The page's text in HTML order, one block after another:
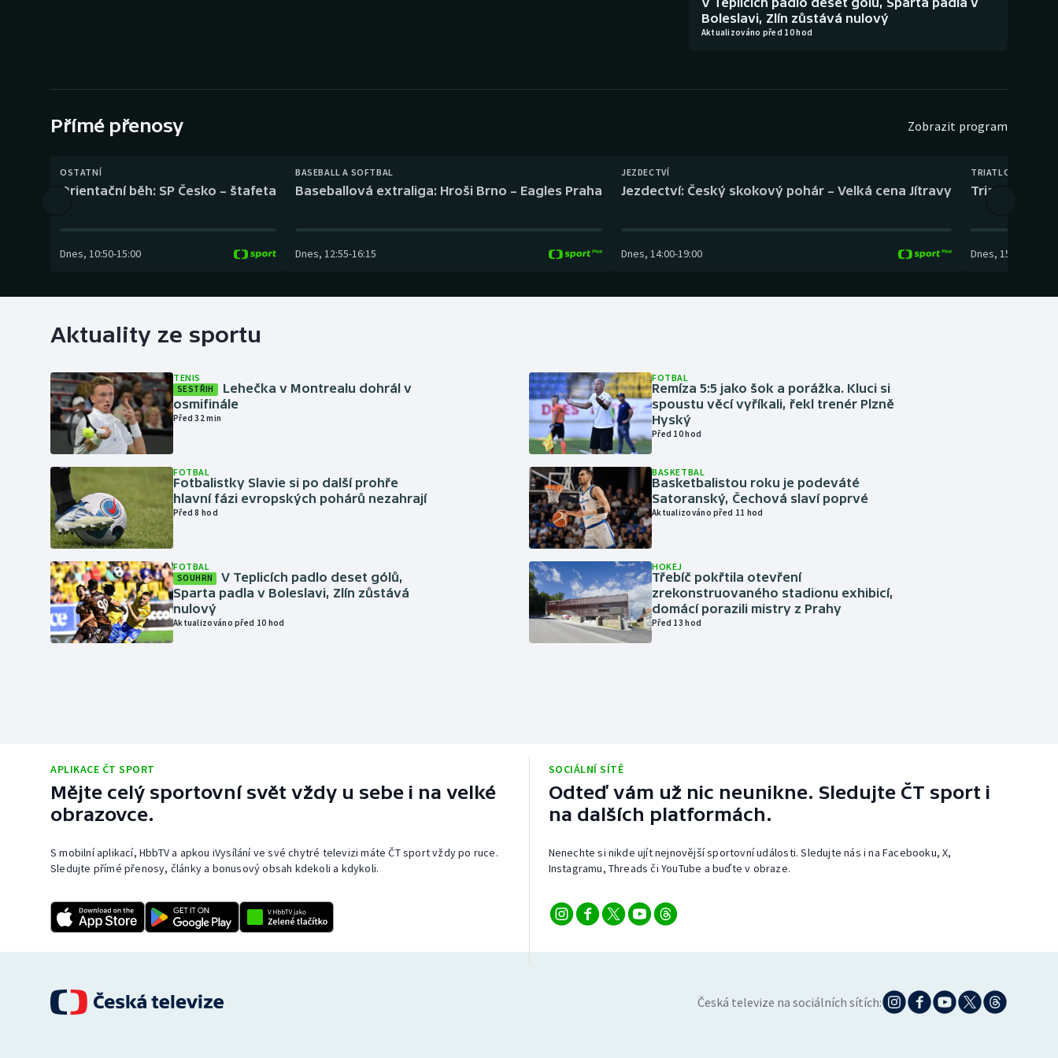
Gymnastika Plážový volejbal
Boleslavi, Zlín zůstává nulový
Aktualizováno před 10 hod
Přímé přenosy Zobrazit program
OSTATNÍ
Orientační běh: SP Česko – štafeta
Dnes, 10:50-15:00
BASEBALL A SOFTBAL
Baseballová extraliga: Hroši Brno – Eagles Praha
Dnes, 12:55-16:15
JEZDECTVÍ
Jezdectví: Český skokový pohár – Velká cena Jítravy
Dnes, 14:00-19:00
TRIATLON
Triatlon:
Dnes, 15:00
Aktuality ze sportu
TENIS
SESTŘIH
Lehečka v Montrealu dohrál v
osmifinále
Před 32 min
FOTBAL
Fotbalistky Slavie si po další prohře
hlavní fázi evropských pohárů nezahrají
Před 8 hod
FOTBAL
SOUHRN
V Teplicích padlo deset gólů,
Sparta padla v Boleslavi, Zlín zůstává
nulový
Aktualizováno před 10 hod
FOTBAL
Remíza 5:5 jako šok a porážka. Kluci si
spoustu věcí vyříkali, řekl trenér Plzně
Hyský
Před 10 hod
BASKETBAL
Basketbalistou roku je podeváté
Satoranský, Čechová slaví poprvé
Aktualizováno před 11 hod
HOKEJ
Třebíč pokřtila otevření
zrekonstruovaného stadionu exhibicí,
domácí porazili mistry z Prahy
Před 13 hod
APLIKACE ČT SPORT
Mějte celý sportovní svět vždy u sebe i na velké
obrazovce.
S mobilní aplikací, HbbTV a apkou iVysílání ve své chytré televizi máte ČT sport vždy po ruce.
Sledujte přímé přenosy, články a bonusový obsah kdekoli a kdykoli.
SOCIÁLNÍ SÍTĚ
Odteď vám už nic neunikne. Sledujte ČT sport i
na dalších platformách.
Nenechte si nikde ujít nejnovější sportovní události. Sledujte nás i na Facebooku, X,
Instagramu, Threads či YouTube a buďte v obraze.
Česká televize na sociálních sítích: